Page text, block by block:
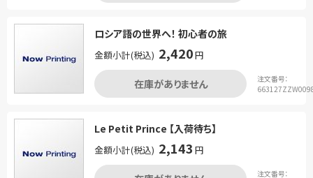
ロシア語の世界へ！ 初心者の旅
金額小計(税込) 2,420円
在庫がありません
注文番号：
Le Petit Prince 【入荷待ち】
金額小計(税込) 2,143 円
注文番号：